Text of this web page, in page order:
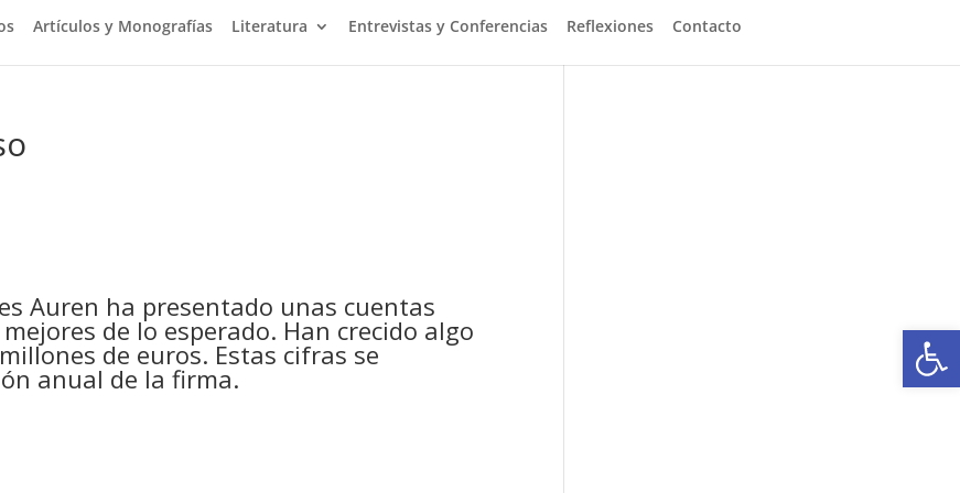
Artículos y Monografías Literatura Entrevistas y Conferencias Reflexiones Contacto
Auren ha presentado unas cuentas
de lo esperado. Han crecido algo
de euros. Estas cifras se
anual de la firma.